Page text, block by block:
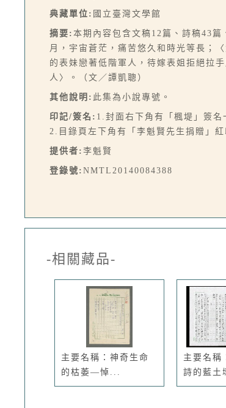
典藏單位: 國立臺灣文學館
摘要: 本期內容包含文稿12篇、詩稿43
月，宇宙蒼茫，痛苦悠久和時光等長；
的表妹戀著低階軍人，待嫁表姐拒絕拉
人〉。（文／譚凱聰）
其他說明: 此集為小說專號。
印記/簽名: 1.封面右下角有「楓堤」簽名
2.目錄頁左下角有「李魁賢先生捐贈」紅
提供者: 李魁賢
登錄號: NMTL20140084388
-相關藏品-
主要名稱：神奇生命
的枯萎—悼...
主要名稱
詩的藍土